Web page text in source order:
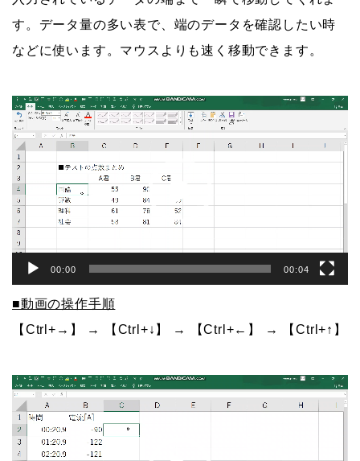
す。データ量の多い表で、端のデータを確認したい時
などに使います。マウスよりも速く移動できます。
動
画
プ
レ
ー
ヤ
ー
00:00 00:04
■動画の操作手順
【Ctrl+→】 → 【Ctrl+↓】 → 【Ctrl+←】 → 【Ctrl+↑】
動
画
プ
レ
ー